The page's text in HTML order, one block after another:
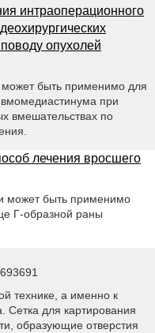
интраоперационного
опухолей
может быть применимо для
при
вмешательствах по
лечения вросшего
может быть применимо
Г-образной раны
технике, а именно к
Сетка для картирования
образующие отверстия